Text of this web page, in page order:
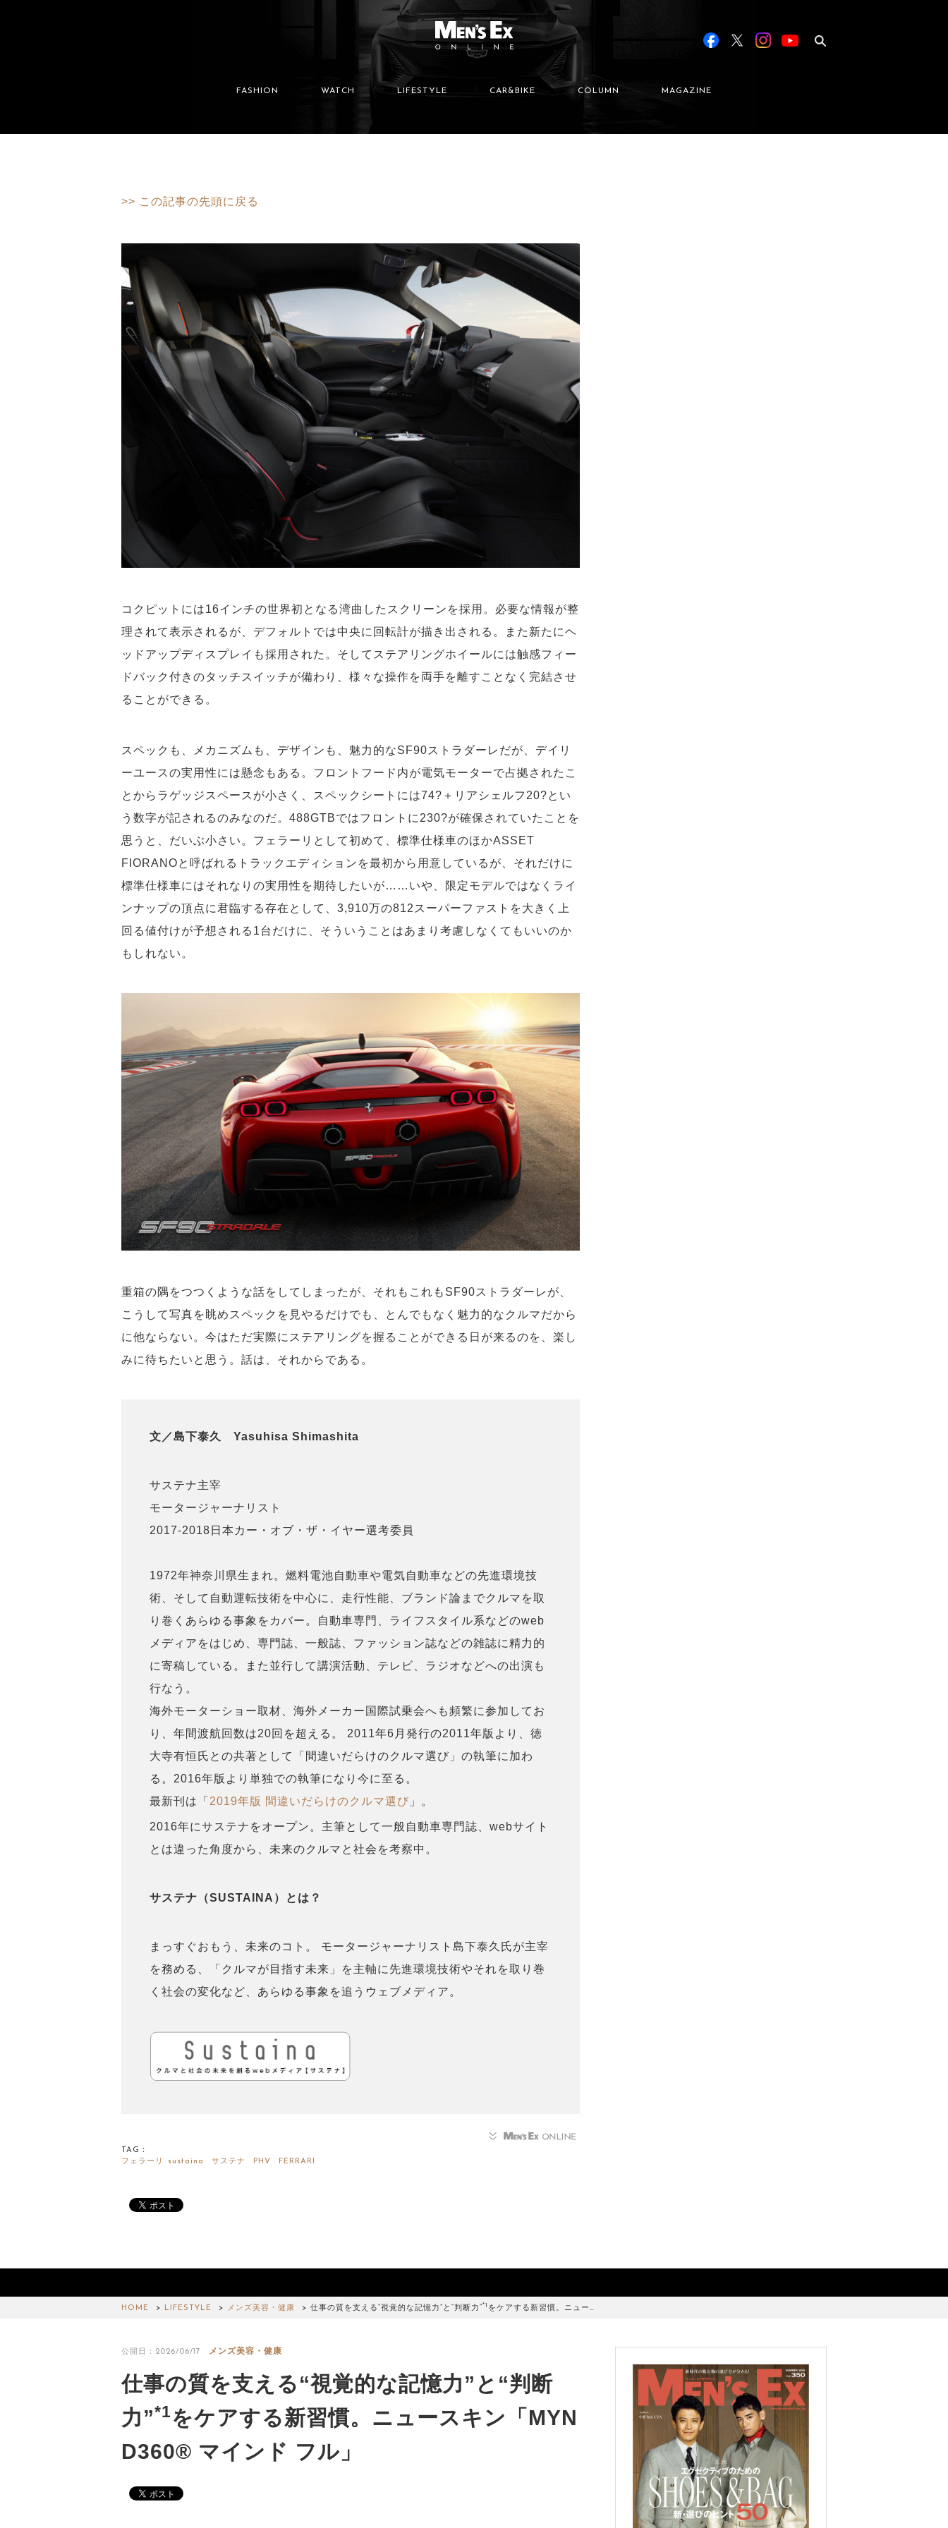
FASHION WATCH LIFESTYLE CAR&BIKE COLUMN MAGAZINE
>> この記事の先頭に戻る
コクピットには16インチの世界初となる湾曲したスクリーンを採用。必要な情報が整
理されて表示されるが、デフォルトでは中央に回転計が描き出される。また新たにヘ
ッドアップディスプレイも採用された。そしてステアリングホイールには触感フィー
ドバック付きのタッチスイッチが備わり、様々な操作を両手を離すことなく完結させ
ることができる。
スペックも、メカニズムも、デザインも、魅力的なSF90ストラダーレだが、デイリ
ーユースの実用性には懸念もある。フロントフード内が電気モーターで占拠されたこ
とからラゲッジスペースが小さく、スペックシートには74?＋リアシェルフ20?とい
う数字が記されるのみなのだ。488GTBではフロントに230?が確保されていたことを
思うと、だいぶ小さい。フェラーリとして初めて、標準仕様車のほかASSET
FIORANOと呼ばれるトラックエディションを最初から用意しているが、それだけに
標準仕様車にはそれなりの実用性を期待したいが……いや、限定モデルではなくライ
ンナップの頂点に君臨する存在として、3,910万の812スーパーファストを大きく上
回る値付けが予想される1台だけに、そういうことはあまり考慮しなくてもいいのか
もしれない。
重箱の隅をつつくような話をしてしまったが、それもこれもSF90ストラダーレが、
こうして写真を眺めスペックを見やるだけでも、とんでもなく魅力的なクルマだから
に他ならない。今はただ実際にステアリングを握ることができる日が来るのを、楽し
みに待ちたいと思う。話は、それからである。
文／島下泰久 Yasuhisa Shimashita
サステナ主宰
モータージャーナリスト
2017-2018日本カー・オブ・ザ・イヤー選考委員
1972年神奈川県生まれ。燃料電池自動車や電気自動車などの先進環境技
術、そして自動運転技術を中心に、走行性能、ブランド論までクルマを取
り巻くあらゆる事象をカバー。自動車専門、ライフスタイル系などのweb
メディアをはじめ、専門誌、一般誌、ファッション誌などの雑誌に精力的
に寄稿している。また並行して講演活動、テレビ、ラジオなどへの出演も
行なう。
海外モーターショー取材、海外メーカー国際試乗会へも頻繁に参加してお
り、年間渡航回数は20回を超える。 2011年6月発行の2011年版より、徳
大寺有恒氏との共著として「間違いだらけのクルマ選び」の執筆に加わ
る。2016年版より単独での執筆になり今に至る。
最新刊は「 2019年版 間違いだらけのクルマ選び 」。
2016年にサステナをオープン。主筆として一般自動車専門誌、webサイト
とは違った角度から、未来のクルマと社会を考察中。
サステナ（SUSTAINA）とは？
まっすぐおもう、未来のコト。 モータージャーナリスト島下泰久氏が主宰
を務める、「クルマが目指す未来」を主軸に先進環境技術やそれを取り巻
く社会の変化など、あらゆる事象を追うウェブメディア。
TAG：
フェラーリ
sustaina サステナ PHV FERRARI
HOME LIFESTYLE メンズ美容・健康 仕事の質を支える“視覚的な記憶力”と“判断力”*1 をケアする新習慣。ニュー…
公開日：2026/06/17 メンズ美容・健康
仕事の質を支える“視覚的な記憶力”と“判断
力”*1をケアする新習慣。ニュースキン「MYN
D360® マインド フル」